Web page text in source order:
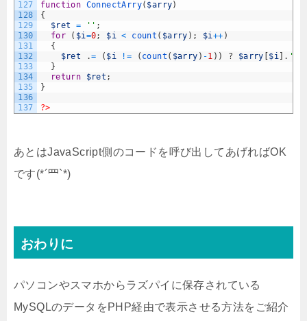
127
128
129
130
131
132
133
134
135
136
137
function ConnectArry( $arry)
{
$ret
= '' ;
for
( $i=0; $i < count ( $arry ) ; $i++ )
{
$ret
.= ( $i != ( count ( $arry ) -1 ) ) ? $arry [$i] . ','
}
return
$ret ;
}
?>
あとはJavaScript側のコードを呼び出してあげればOK
です(*´罒`*)
おわりに
パソコンやスマホからラズパイに保存されている
MySQLのデータをPHP経由で表示させる方法をご紹介